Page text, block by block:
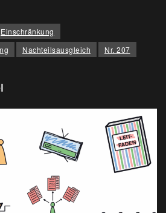
Einschränkung
Nachteilsausgleich Nr. 207